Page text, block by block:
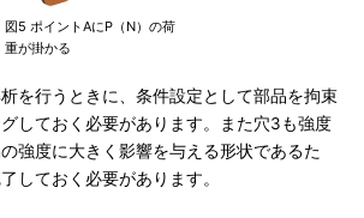
図5 ポイントAにP（N）の荷
重が掛かる
を行うときに、条件設定として部品を拘束
しておく必要があります。また穴3も強度
強度に大きく影響を与える形状であるた
しておく必要があります。